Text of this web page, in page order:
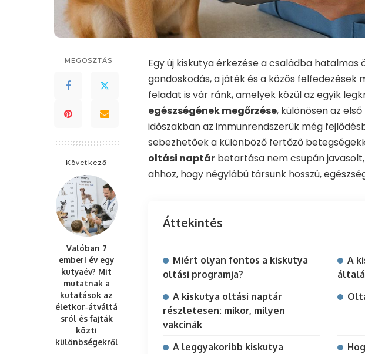
MEGOSZTÁS
Következő
Valóban 7
emberi év egy
kutyaév? Mit
mutatnak a
kutatások az
életkor‑átváltá
sról és fajták
közti
különbségekről
Egy új kiskutya érkezése a családba hatalmas
gondoskodás, a játék és a közös
feladat is vár ránk, amelyek közül az egyik
egészségének megőrzése, különösen az
időszakban az immunrendszerük még
sebezhetőek a különböző fertőző
oltási naptár betartása nem csupán
ahhoz, hogy négylábú társunk hosszú,
Áttekintés
Miért olyan fontos a kiskutya
oltási programja?
A
A kiskutya oltási naptár
részletesen: mikor, milyen
vakcinák
A leggyakoribb kiskutya